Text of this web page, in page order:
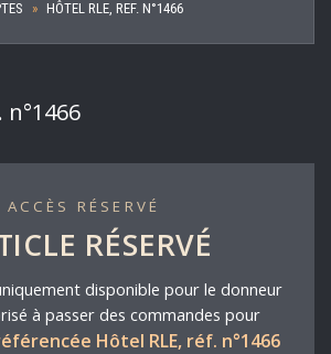
HÔTEL RLE, REF. N°1466
n°1466
ACCÈS RÉSERVÉ
RÉSERVÉ
disponible pour le donneur
à passer des commandes pour
Hôtel RLE, réf. n°1466